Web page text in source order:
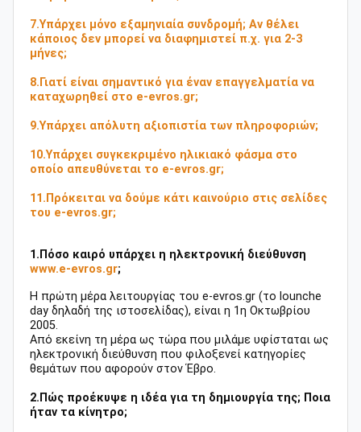
7.Υπάρχει μόνο εξαμηνιαία συνδρομή; Αν θέλει
κάποιος δεν μπορεί να διαφημιστεί π.χ. για 2-3
μήνες;
8.Γιατί είναι σημαντικό για έναν επαγγελματία να
καταχωρηθεί στο e-evros.gr;
9.Υπάρχει απόλυτη αξιοπιστία των πληροφοριών;
10.Υπάρχει συγκεκριμένο ηλικιακό φάσμα στο
οποίο απευθύνεται το e-evros.gr;
11.Πρόκειται να δούμε κάτι καινούριο στις σελίδες
του e-evros.gr;
1.Πόσο καιρό υπάρχει η ηλεκτρονική διεύθυνση
www.e-evros.gr;
Η πρώτη μέρα λειτουργίας του e-evros.gr (το lounche
day δηλαδή της ιστοσελίδας), είναι η 1η Οκτωβρίου
2005.
Από εκείνη τη μέρα ως τώρα που μιλάμε υφίσταται ως
ηλεκτρονική διεύθυνση που φιλοξενεί κατηγορίες
θεμάτων που αφορούν στον Έβρο.
2.Πώς προέκυψε η ιδέα για τη δημιουργία της; Ποια
ήταν τα κίνητρo;